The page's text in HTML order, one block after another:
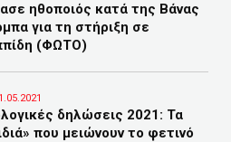
ηθοποιός κατά της Βάνας
για τη στήριξη σε
(ΦΩΤΟ)
δηλώσεις 2021: Τα
που μειώνουν το φετινό